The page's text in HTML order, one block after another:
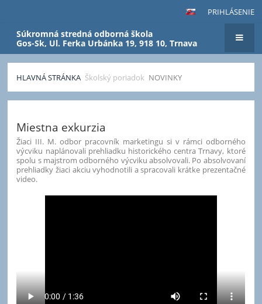
PRIHLÁSENIE
Súkromná stredná odborná škola
Gos-Sk, Ul. Ferka Urbánka 19, 918 10, Trnava
HLAVNÁ STRÁNKA Školský poriadok NOVINKY
Miestna exkurzia
Žiaci III. M. odbor pracovník marketingu si v rámci odborného
výcviku naplánovali prehliadku historického centra Trnavy, ktoré
spolu s majstrom odborného výcviku absolvovali. Po absolvovaní
prehliadky žiaci akciu vyhodnotili a spracovali krátke prezentačné
video.